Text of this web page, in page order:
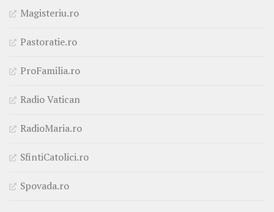
Magisteriu.ro
Pastoratie.ro
ProFamilia.ro
Radio Vatican
RadioMaria.ro
SfintiCatolici.ro
Spovada.ro